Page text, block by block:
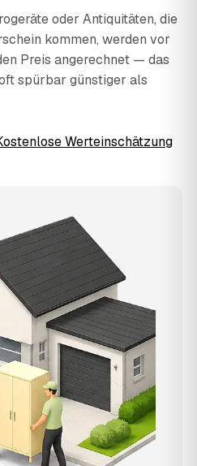
oder Antiquitäten, die
kommen, werden vor
Preis angerechnet — das
spürbar günstiger als
Werteinschätzung